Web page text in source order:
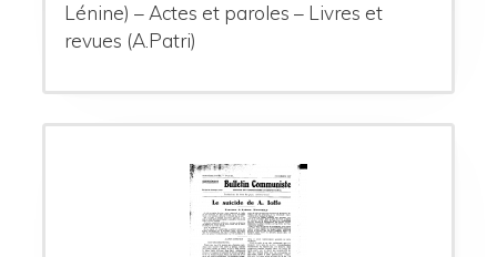
Lénine) – Actes et paroles – Livres et
revues (A.Patri)